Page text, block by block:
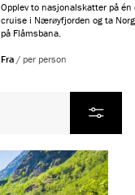
Opplev to nasjonalskatter på én
cruise i Nærøyfjorden og ta
på Flåmsbana.
Fra / per person
Filtrer